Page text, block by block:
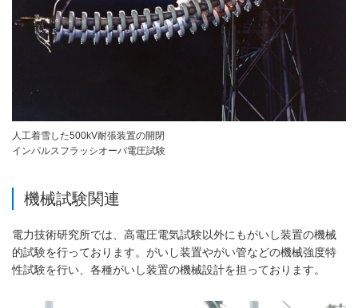
人工着雪した500kV耐張装置の開閉
インパルスフラッシオーバ電圧試験
機械試験関連
電力技術研究所では、高電圧電気試験以外にもがいし装置の機械
的試験を行っております。がいし装置やがい管などの機械強度特
性試験を行い、各種がいし装置の機械設計を担っております。